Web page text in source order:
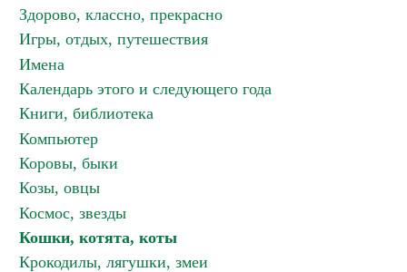
Здорово, классно, прекрасно
Игры, отдых, путешествия
Имена
Календарь этого и следующего года
Книги, библиотека
Компьютер
Коровы, быки
Козы, овцы
Космос, звезды
Кошки, котята, коты
Крокодилы, лягушки, змеи